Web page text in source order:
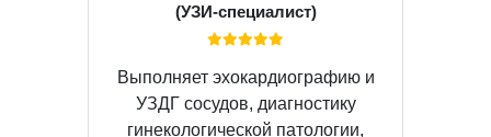
(УЗИ-специалист)
Выполняет эхокардиографию и
УЗДГ сосудов, диагностику
гинекологической патологии,